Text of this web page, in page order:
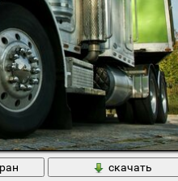
скачать